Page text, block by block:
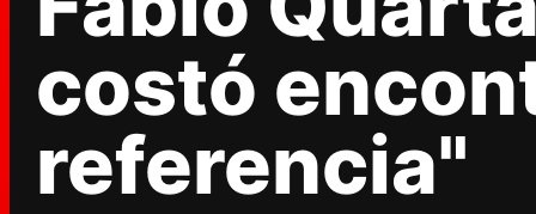
costó
referencia"